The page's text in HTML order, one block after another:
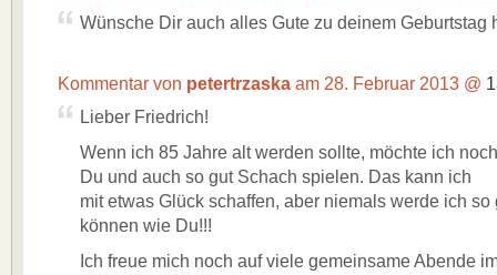
Wünsche Dir auch alles Gute zu deinem Geburtstag
Kommentar von petertrzaska am 28. Februar 2013 @
Lieber Friedrich!
Wenn ich 85 Jahre alt werden sollte, möchte ich
Du und auch so gut Schach spielen. Das kann ich
mit etwas Glück schaffen, aber niemals werde ich so
können wie Du!!!
Ich freue mich noch auf viele gemeinsame Abende